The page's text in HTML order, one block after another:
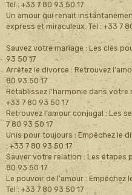
Tél : +33 7 80 93 50 17
Un amour qui renaît
express et miraculeux. Tél : +33 7
Sauvez votre mariage : Les clés
93 50 17
Arrêtez le divorce : Retrouvez
80 93 50 17
Rétablissez l'harmonie dans votre
+33 7 80 93 50 17
Retrouvez l'amour conjugal : Les
7 80 93 50 17
Unis pour toujours : Empêchez le
: +33 7 80 93 50 17
Sauver votre relation : Les étapes
80 93 50 17
Le pouvoir de l'amour : Empêchez
Tél : +33 7 80 93 50 17